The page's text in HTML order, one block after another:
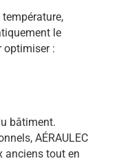
température,
le
optimiser :
bâtiment.
AÉRAULEC
anciens tout en